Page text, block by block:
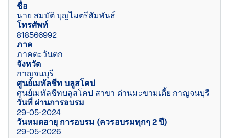
ชื่อ
นาย สมบัติ บุญไมตรีสัมพันธ์
โทรศัพท์
818566992
ภาค
ภาคตะวันตก
จังหวัด
กาญจนบุรี
ศูนย์เมทัลชีท บลูสโคป
ศูนย์เมทัลชีทบลูสโคป สาขา ด่านมะขามเตี้ย กาญจนบุรี
วันที่ ผ่านการอบรม
29-05-2024
วันหมดอายุ การอบรม (ควรอบรมทุกๆ 2 ปี)
29-05-2026